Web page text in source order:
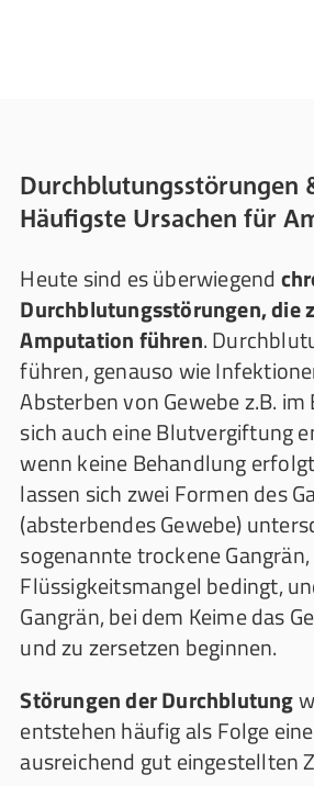
Durchblutungsstörungen
Häufigste Ursachen für
Heute sind es überwiegend
Durchblutungsstörungen, die
Amputation führen.
führen, genauso wie
Absterben von Gewebe z.B. im
sich auch eine Blutvergiftung
wenn keine Behandlung
lassen sich zwei Formen des
(absterbendes Gewebe)
sogenannte trockene
Flüssigkeitsmangel bedingt,
Gangrän, bei dem Keime das
und zu zersetzen beginnen.
Störungen der Durchblutung
entstehen häufig als Folge
ausreichend gut eingestellten